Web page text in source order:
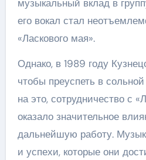
музыкальный вклад в
его вокал стал
«Ласкового мая».
Однако, в 1989 году
чтобы преуспеть в
на это, сотрудничество с
оказало значительное
дальнейшую работу.
и успехи, которые они